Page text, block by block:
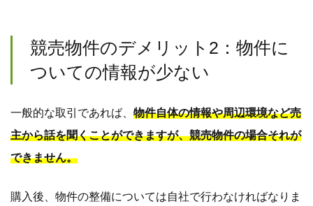
競売物件のデメリット2：物件に
ついての情報が少ない
一般的な取引であれば、 物件自体の情報や周辺環境など売
主から話を聞くことができますが、競売物件の場合それが
できません。
購入後、物件の整備については自社で行わなければなりま